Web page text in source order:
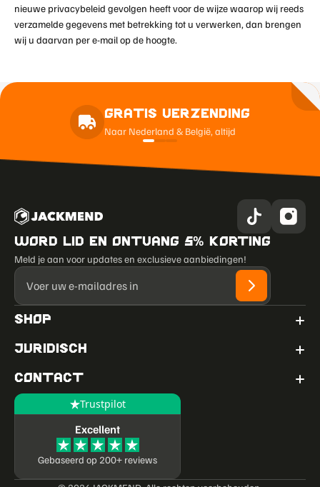
nieuwe privacybeleid gevolgen heeft voor de wijze waarop wij reeds
verzamelde gegevens met betrekking tot u verwerken, dan brengen
wij u daarvan per e-mail op de hoogte.
Gratis Verzending
Naar Nederland & België, altijd
Word lid en ontvang 5% korting
Meld je aan voor updates en exclusieve aanbiedingen!
Shop
Juridisch
Contact
Trustpilot
Excellent
Gebaseerd op 200+ reviews